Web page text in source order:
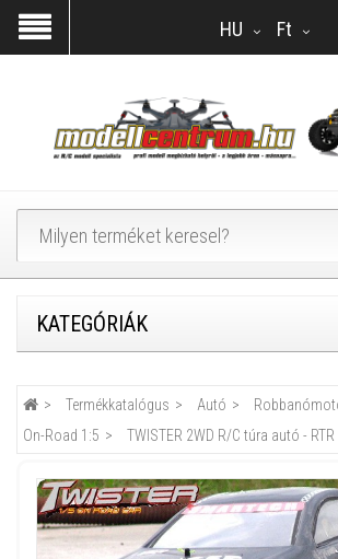
Ft
HU
KATEGÓRIÁK
Termékkatalógus Autó
On-Road 1:5
TWISTER 2WD R/C túra autó - RTR